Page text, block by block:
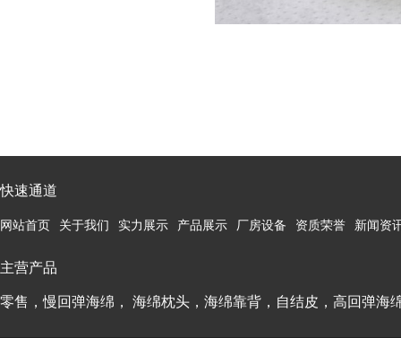
快速通道
网站首页 关于我们 实力展示 产品展示 厂房设备 资质荣誉 新闻资
主营产品
零售，慢回弹海绵， 海绵枕头，海绵靠背，自结皮，高回弹海